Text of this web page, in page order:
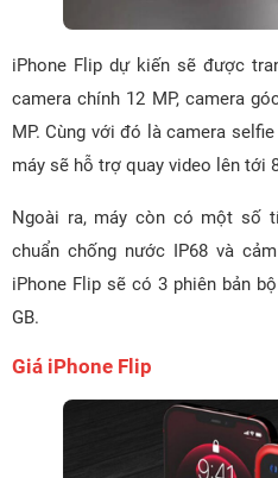
iPhone Flip dự kiến sẽ được
camera chính 12 MP, camera
MP. Cùng với đó là camera
máy sẽ hỗ trợ quay video lên tới
Ngoài ra, máy còn có một số
chuẩn chống nước IP68 và
iPhone Flip sẽ có 3 phiên bản
GB.
Giá iPhone Flip